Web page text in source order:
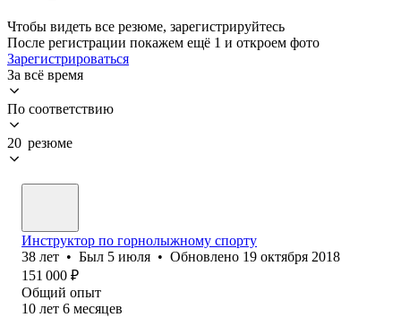
Чтобы видеть все резюме, зарегистрируйтесь
После регистрации покажем ещё 1 и откроем фото
Зарегистрироваться
За всё время
По соответствию
20 резюме
Инструктор по горнолыжному спорту
38 лет • Был 5 июля • Обновлено 19 октября 2018
151 000 ₽
Общий опыт
10 лет 6 месяцев